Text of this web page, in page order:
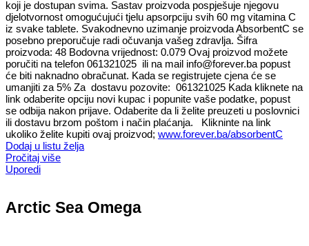
koji je dostupan svima. Sastav proizvoda pospješuje njegovu
djelotvornost omogućujući tjelu apsorpciju svih 60 mg vitamina C
iz svake tablete. Svakodnevno uzimanje proizvoda AbsorbentC se
posebno preporučuje radi očuvanja vašeg zdravlja. Šifra
proizvoda: 48 Bodovna vrijednost: 0.079 Ovaj proizvod možete
poručiti na telefon 061321025 ili na mail info@forever.ba popust
će biti naknadno obračunat. Kada se registrujete cjena će se
umanjiti za 5% Za dostavu pozovite: 061321025 Kada kliknete na
link odaberite opciju novi kupac i popunite vaše podatke, popust
se odbija nakon prijave. Odaberite da li želite preuzeti u poslovnici
ili dostavu brzom poštom i način plaćanja. Klikninte na link
ukoliko želite kupiti ovaj proizvod; www.forever.ba/absorbentC
Dodaj u listu želja
Pročitaj više
Uporedi
Arctic Sea Omega